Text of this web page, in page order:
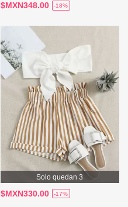
$MXN348.00 -18%
Solo quedan 3
$MXN330.00 -17%